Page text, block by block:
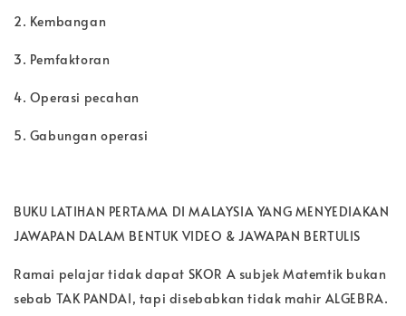
2. Kembangan
3. Pemfaktoran
4. Operasi pecahan
5. Gabungan operasi
BUKU LATIHAN PERTAMA DI MALAYSIA YANG MENYEDIAKAN
JAWAPAN DALAM BENTUK VIDEO & JAWAPAN BERTULIS
Ramai pelajar tidak dapat SKOR A subjek Matemtik bukan
sebab TAK PANDAI, tapi disebabkan tidak mahir ALGEBRA.